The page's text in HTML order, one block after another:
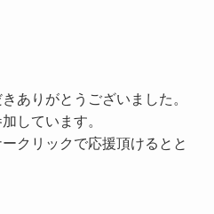
ありがとうございました。
しています。
クリックで応援頂けるとと